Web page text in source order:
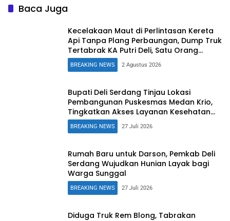
Baca Juga
Kecelakaan Maut di Perlintasan Kereta
Api Tanpa Plang Perbaungan, Dump Truk
Tertabrak KA Putri Deli, Satu Orang
Tewas
BREAKING NEWS 2 Agustus 2026
Bupati Deli Serdang Tinjau Lokasi
Pembangunan Puskesmas Medan Krio,
Tingkatkan Akses Layanan Kesehatan
Warga
BREAKING NEWS 27 Juli 2026
Rumah Baru untuk Darson, Pemkab Deli
Serdang Wujudkan Hunian Layak bagi
Warga Sunggal
BREAKING NEWS 27 Juli 2026
Diduga Truk Rem Blong, Tabrakan